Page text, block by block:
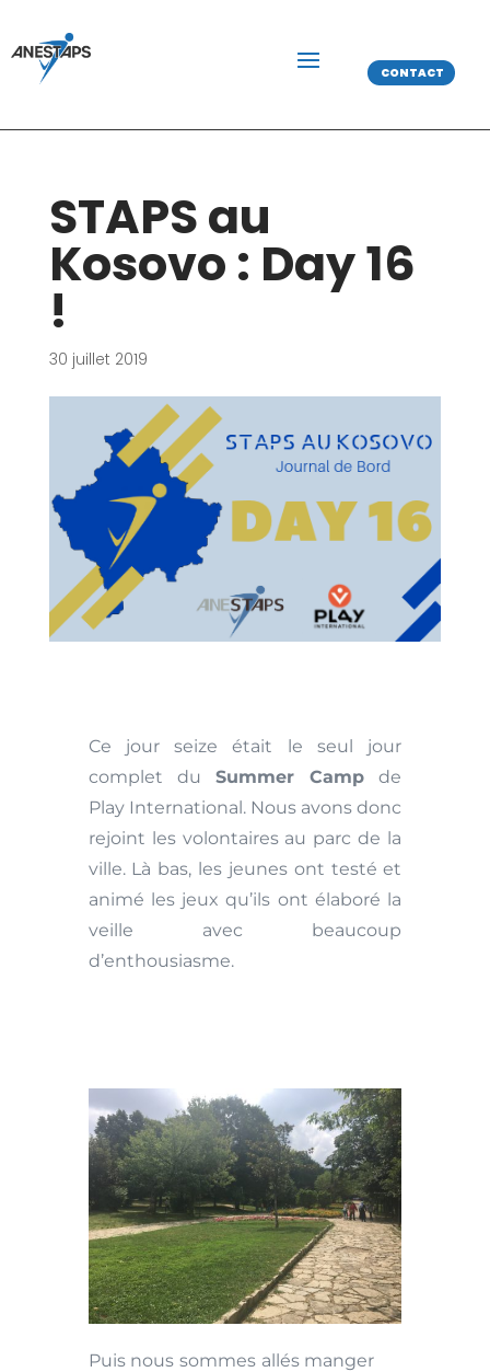
CONTACT
STAPS au
Kosovo : Day 16
!
30 juillet 2019
Ce jour seize était le seul jour
complet du Summer Camp de
Play International. Nous avons donc
rejoint les volontaires au parc de la
ville. Là bas, les jeunes ont testé et
animé les jeux qu’ils ont élaboré la
veille avec beaucoup
d’enthousiasme.
Puis nous sommes allés manger